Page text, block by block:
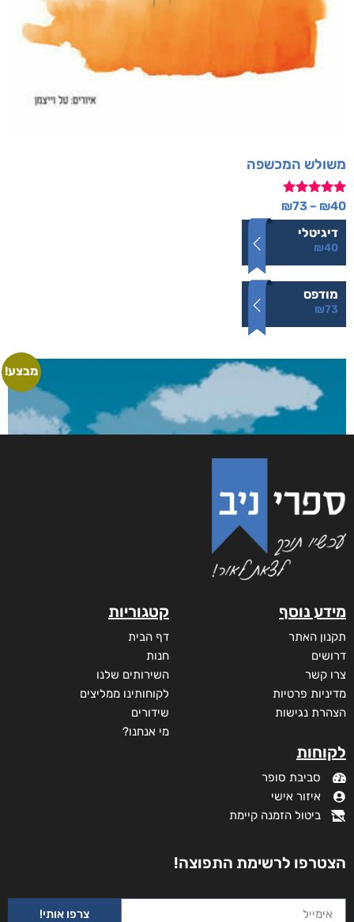
משולש המכשפה
דורג
מתוך 5
₪40
–
₪73
דיגיטלי
₪40
מודפס
₪73
מבצע!
מידע נוסף
תקנון האתר
דרושים
צרו קשר
מדיניות פרטיות
הצהרת נגישות
לקוחות
סביבת סופר
איזור אישי
ביטול הזמנה קיימת
קטגוריות
דף הבית
חנות
השירותים שלנו
לקוחותינו ממליצים
שידורים
מי אנחנו?
הצטרפו לרשימת התפוצה!
צרפו אותי!